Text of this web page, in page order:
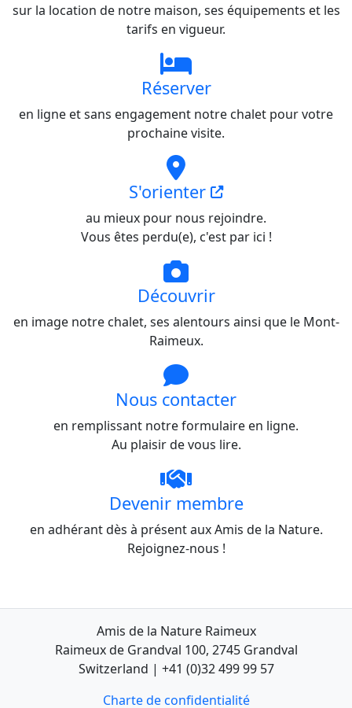
sur la location de notre maison, ses équipements et les
tarifs en vigueur.
Réserver
en ligne et sans engagement notre chalet pour votre
prochaine visite.
S'orienter
au mieux pour nous rejoindre.
Vous êtes perdu(e), c'est par ici !
Découvrir
en image notre chalet, ses alentours ainsi que le Mont-
Raimeux.
Nous contacter
en remplissant notre formulaire en ligne.
Au plaisir de vous lire.
Devenir membre
en adhérant dès à présent aux Amis de la Nature.
Rejoignez-nous !
Amis de la Nature Raimeux
Raimeux de Grandval 100, 2745 Grandval
Switzerland | +41 (0)32 499 99 57
Charte de confidentialité